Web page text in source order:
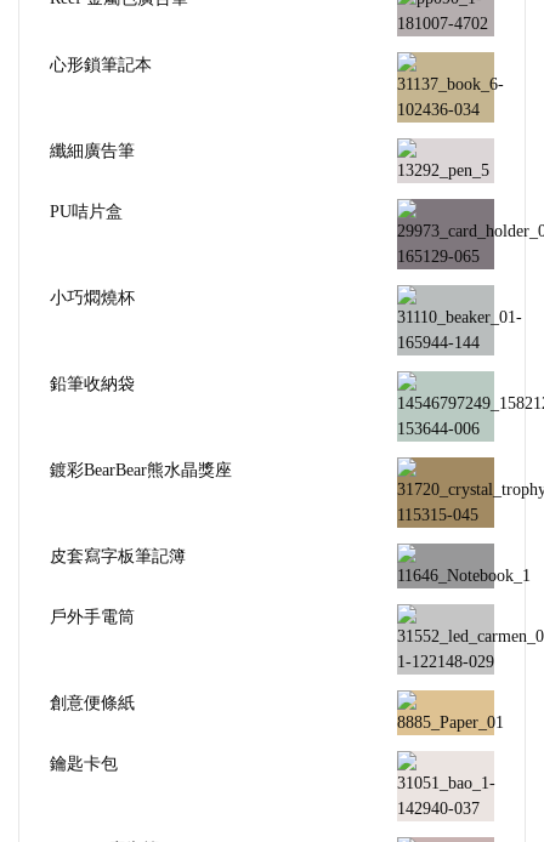
心形鎖筆記本
纖細廣告筆
PU咭片盒
小巧燜燒杯
鉛筆收納袋
鍍彩BearBear熊水晶獎座
皮套寫字板筆記簿
戶外手電筒
創意便條紙
鑰匙卡包